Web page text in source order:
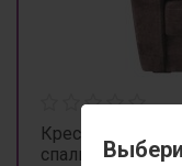
Кресло кровать
спальное место